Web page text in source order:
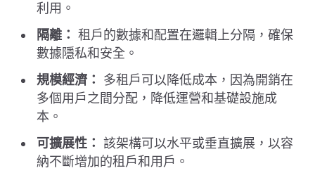
利用。
隔離： 租戶的數據和配置在邏輯上分隔，確保
數據隱私和安全。
規模經濟：
多租戶可以降低成本，因為開銷在
多個用戶之間分配，降低運營和基礎設施成
本。
可擴展性： 該架構可以水平或垂直擴展，以容
納不斷增加的租戶和用戶。